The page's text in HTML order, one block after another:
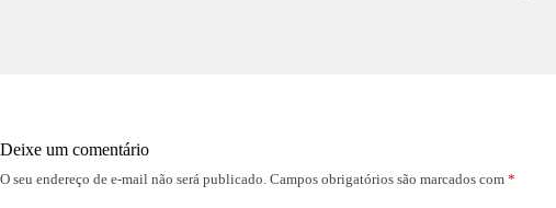
Deixe um comentário
O seu endereço de e-mail não será publicado. Campos obrigatórios são marcados com *